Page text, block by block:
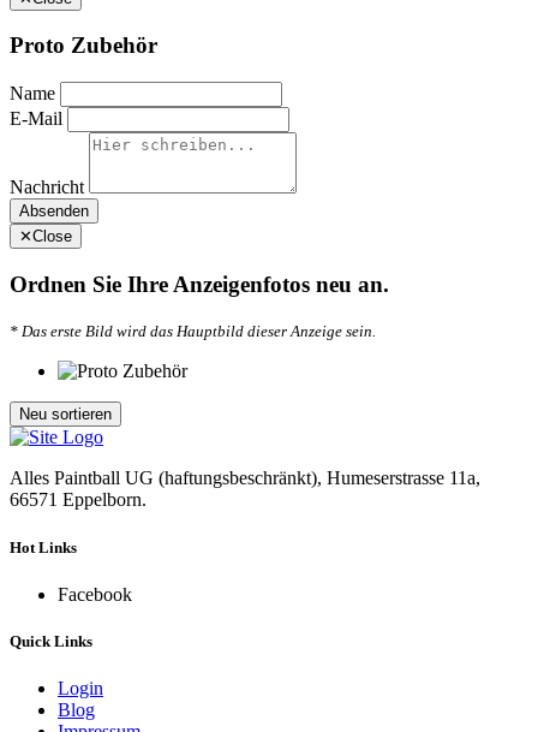
Proto Zubehör
Name
E-Mail
Nachricht
Absenden
✕Close
Ordnen Sie Ihre Anzeigenfotos neu an.
* Das erste Bild wird das Hauptbild dieser Anzeige sein.
Alles Paintball UG (haftungsbeschränkt), Humeserstrasse 11a,
66571 Eppelborn.
Hot Links
Facebook
Quick Links
Login
Blog